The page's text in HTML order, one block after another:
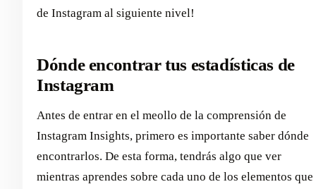
de Instagram al siguiente nivel!
Dónde encontrar tus estadísticas de
Instagram
Antes de entrar en el meollo de la comprensión de
Instagram Insights, primero es importante saber dónde
encontrarlos. De esta forma, tendrás algo que ver
mientras aprendes sobre cada uno de los elementos que